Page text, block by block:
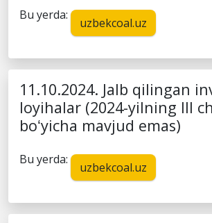
Bu yerda:
uzbekcoal.uz
11.10.2024. Jalb qilingan
loyihalar (2024-yilning III
boʻyicha mavjud emas)
Bu yerda:
uzbekcoal.uz